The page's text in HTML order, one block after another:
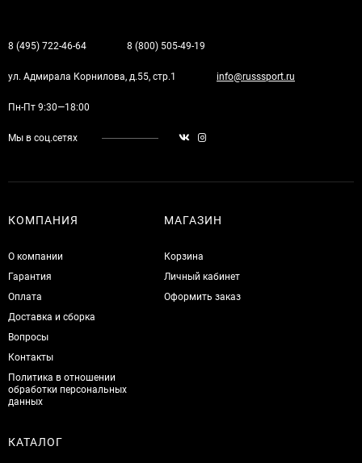
8 (495) 722-46-64 8 (800) 505-49-19
ул. Адмирала Корнилова, д.55, стр.1 info@russsport.ru
Пн-Пт 9:30—18:00
Мы в соц.сетях
КОМПАНИЯ
О компании
Гарантия
Оплата
Доставка и сборка
Вопросы
Контакты
Политика в отношении
обработки персональных
данных
МАГАЗИН
Корзина
Личный кабинет
Оформить заказ
КАТАЛОГ